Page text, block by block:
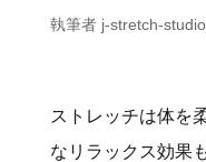
執筆者 j-stretch-
ストレッチは体を
なリラックス効果